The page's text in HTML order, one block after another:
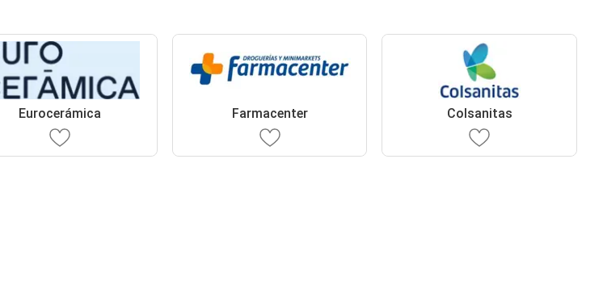
Eurocerámica Farmacenter Colsanitas